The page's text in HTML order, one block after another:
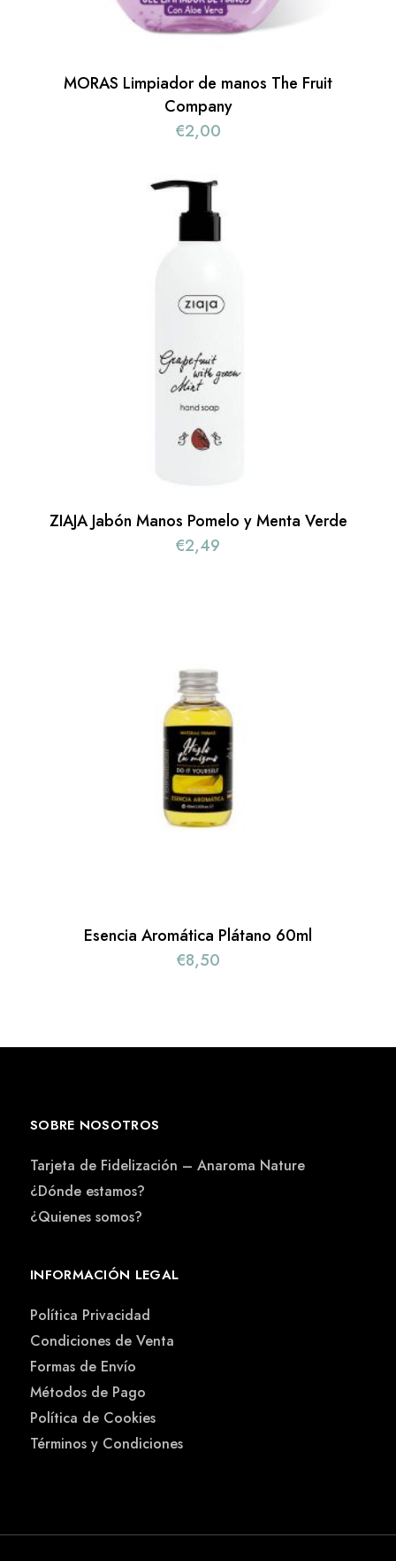
MORAS Limpiador de manos The Fruit
Company
€2,00
ZIAJA Jabón Manos Pomelo y Menta Verde
€2,49
Esencia Aromática Plátano 60ml
€8,50
SOBRE NOSOTROS
Tarjeta de Fidelización – Anaroma Nature
¿Dónde estamos?
¿Quienes somos?
INFORMACIÓN LEGAL
Política Privacidad
Condiciones de Venta
Formas de Envío
Métodos de Pago
Política de Cookies
Términos y Condiciones